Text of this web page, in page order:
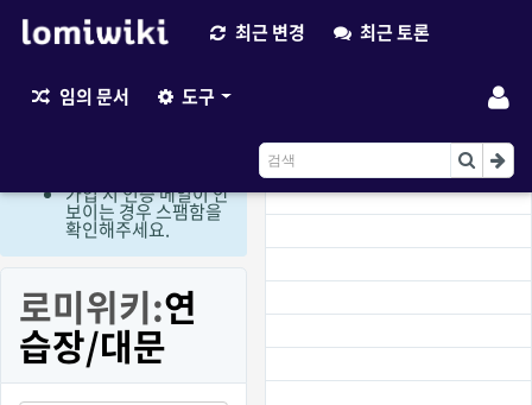
최근 변경 최근 토론
임의 문서 도구
현재 로그인 회원만 편
집이 가능한 상태입니
가입 시 인증 메일이 안
보이는 경우 스팸함을
확인해주세요.
로미위키:연
습장/대문